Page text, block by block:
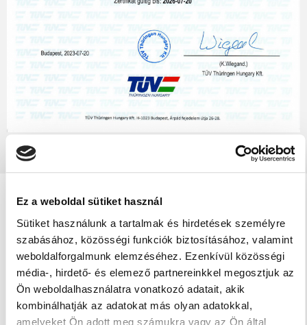
Ez a weboldal sütiket használ
Sütiket használunk a tartalmak és hirdetések személyre
szabásához, közösségi funkciók biztosításához, valamint
weboldalforgalmunk elemzéséhez. Ezenkívül közösségi
média-, hirdető- és elemező partnereinkkel megosztjuk az
Ön weboldalhasználatra vonatkozó adatait, akik
kombinálhatják az adatokat más olyan adatokkal,
amelyeket Ön adott meg számukra vagy az Ön által
DIENSTLEISTUNGEN